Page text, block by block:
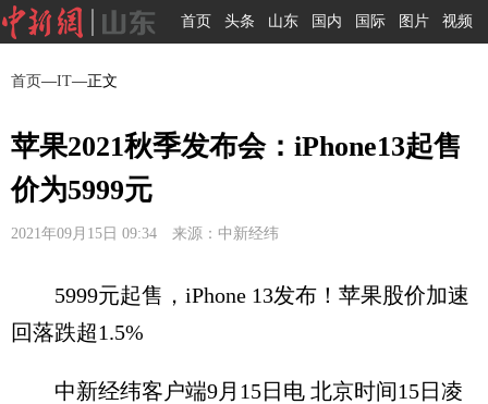
首页 头条 山东 国内 国际 图片 视频
首页—IT—正文
苹果2021秋季发布会：iPhone13起售
价为5999元
2021年09月15日 09:34 来源：中新经纬
5999元起售，iPhone 13发布！苹果股价加速
回落跌超1.5%
中新经纬客户端9月15日电 北京时间15日凌